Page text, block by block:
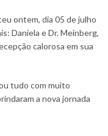
ontem, dia 05 de julho
Daniela e Dr. Meinberg,
calorosa em sua
tudo com muito
a nova jornada